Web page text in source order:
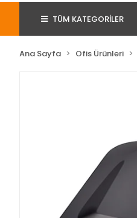
TÜM KATEGORİLER
Ana Sayfa Ofis Ürünleri